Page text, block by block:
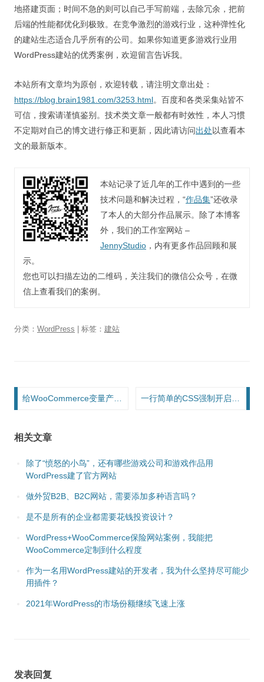
地搭建页面；时间不急的则可以自己手写前端，去除冗余，把前
后端的性能都优化到极致。在竞争激烈的游戏行业，这种弹性化
的建站生态适合几乎所有的公司。如果你知道更多游戏行业用
WordPress建站的优秀案例，欢迎留言告诉我。
本站所有文章均为原创，欢迎转载，请注明文章出处：
https://blog.brain1981.com/3253.html。百度和各类采集站皆不
可信，搜索请谨慎鉴别。技术类文章一般都有时效性，本人习惯
不定期对自己的博文进行修正和更新，因此请访问出处以查看本
文的最新版本。
本站记录了近几年的工作中遇到的一些
技术问题和解决过程，“作品集”还收录
了本人的大部分作品展示。除了本博客
外，我们的工作室网站 –
JennyStudio ，内有更多作品回顾和展
示。
您也可以扫描左边的二维码，关注我们的微信公众号，在微
信上查看我们的案例。
分类： WordPress | 标签： 建站
文章导航
相关文章
除了“愤怒的小鸟”，还有哪些游戏公司和游戏作品用
WordPress建了官方网站
做外贸B2B、B2C网站，需要添加多种语言吗？
是不是所有的企业都需要花钱投资设计？
WordPress+WooCommerce保险网站案例，我能把
WooCommerce定制到什么程度
作为一名用WordPress建站的开发者，我为什么坚持尽可能少
用插件？
2021年WordPress的市场份额继续飞速上涨
发表回复